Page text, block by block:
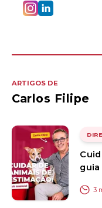
ARTIGOS DE
Carlos Filipe
guia
3